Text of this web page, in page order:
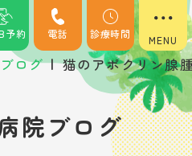
予約 電話 診療時間
ログ | 猫のアポクリン腺
院ブログ